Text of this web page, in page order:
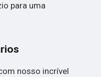
para uma
nosso incrível